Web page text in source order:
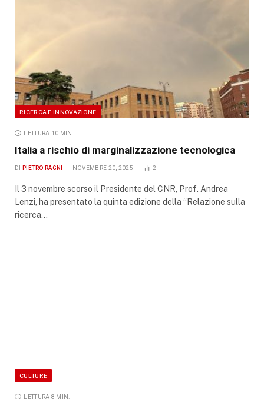
RICERCA E INNOVAZIONE
LETTURA 10 MIN.
Italia a rischio di marginalizzazione tecnologica
DI PIETRO RAGNI NOVEMBRE 20, 2025 2
Il 3 novembre scorso il Presidente del CNR, Prof. Andrea
Lenzi, ha presentato la quinta edizione della “Relazione sulla
ricerca…
CULTURE
LETTURA 8 MIN.